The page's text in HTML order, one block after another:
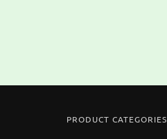
PRODUCT CATEGORIES